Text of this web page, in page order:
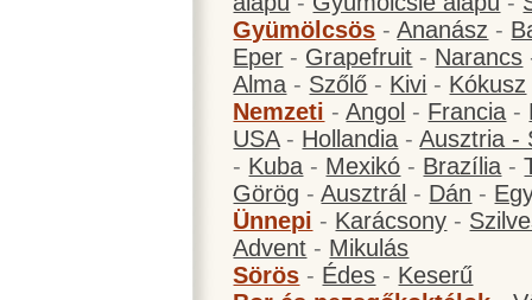
Gyümölcsös -Ananász -
Eper - Grapefruit - Narancs
Alma - Szőlő - Kivi - Kókusz
Nemzeti -Angol - Francia -
USA- Hollandia -Ausztria -
- Kuba - Mexikó - Brazília -
Görög -Ausztrál - Dán -
Ünnepi - Karácsony -
Advent - Mikulás
Sörös - Édes - Keserű